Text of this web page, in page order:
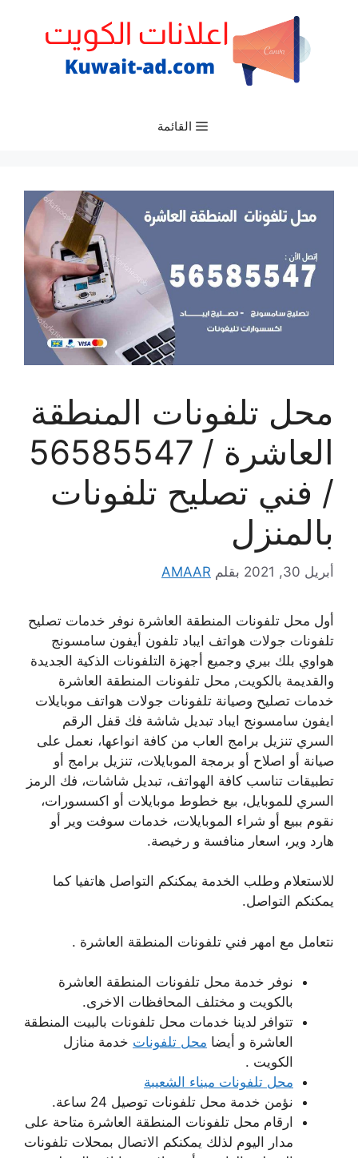
القائمة
محل تلفونات المنطقة
العاشرة / 56585547
/ فني تصليح تلفونات
بالمنزل
أبريل 30, 2021 بقلم AMAAR
أول محل تلفونات المنطقة العاشرة نوفر خدمات تصليح
تلفونات جولات هواتف ايباد تلفون أيفون سامسونج
هواوي بلك بيري وجميع أجهزة التلفونات الذكية الجديدة
والقديمة بالكويت, محل تلفونات المنطقة العاشرة
خدمات تصليح وصيانة تلفونات جولات هواتف موبايلات
ايفون سامسونج ايباد تبديل شاشة فك قفل الرقم
السري تنزيل برامج العاب من كافة انواعها، نعمل على
صيانة أو اصلاح أو برمجة الموبايلات، تنزيل برامج أو
تطبيقات تناسب كافة الهواتف، تبديل شاشات، فك الرمز
السري للموبايل، بيع خطوط موبايلات أو اكسسورات،
نقوم ببيع أو شراء الموبايلات، خدمات سوفت وير أو
هارد وير، اسعار منافسة و رخيصة.
للاستعلام وطلب الخدمة يمكنكم التواصل هاتفيا كما
يمكنكم التواصل.
نتعامل مع امهر فني تلفونات المنطقة العاشرة .
نوفر خدمة محل تلفونات المنطقة العاشرة
بالكويت و مختلف المحافظات الاخرى.
تتوافر لدينا خدمات محل تلفونات بالبيت المنطقة
العاشرة و أيضا محل تلفونات خدمة منازل
الكويت .
محل تلفونات ميناء الشعيبة
نؤمن خدمة محل تلفونات توصيل 24 ساعة.
ارقام محل تلفونات المنطقة العاشرة متاحة على
مدار اليوم لذلك يمكنكم الاتصال بمحلات تلفونات